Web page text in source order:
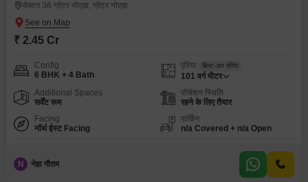
सेक्टर 36 ग्रेटर नोएडा, ग्रेटर नोएडा
₹ 2.45 Cr
Config
6 BHK + 4 Bath
एरिया बिल्ट-अप एरिया
101 वर्ग मीटर
Additional Spaces
सर्वेंट रूम
पॉसेशन स्थिति
रहने के लिए तैयार
Facing
नॉर्थ ईस्ट Facing
पार्किंग
n/a Covered + n/a Open
N नेहा गौतम